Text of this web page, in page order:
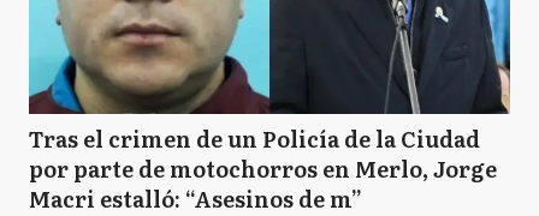
Tras el crimen de un Policía de la Ciudad
por parte de motochorros en Merlo, Jorge
Macri estalló: “Asesinos de m”